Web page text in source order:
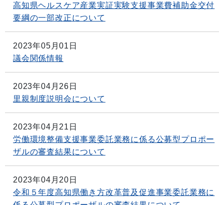
高知県ヘルスケア産業実証実験支援事業費補助金交付
要綱の一部改正について
2023年05月01日
議会関係情報
2023年04月26日
里親制度説明会について
2023年04月21日
労働環境整備支援事業委託業務に係る公募型プロポー
ザルの審査結果について
2023年04月20日
令和５年度高知県働き方改革普及促進事業委託業務に